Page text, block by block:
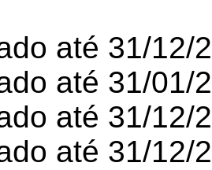
até 31/
até 31/
até 31/12/
até 31/12/